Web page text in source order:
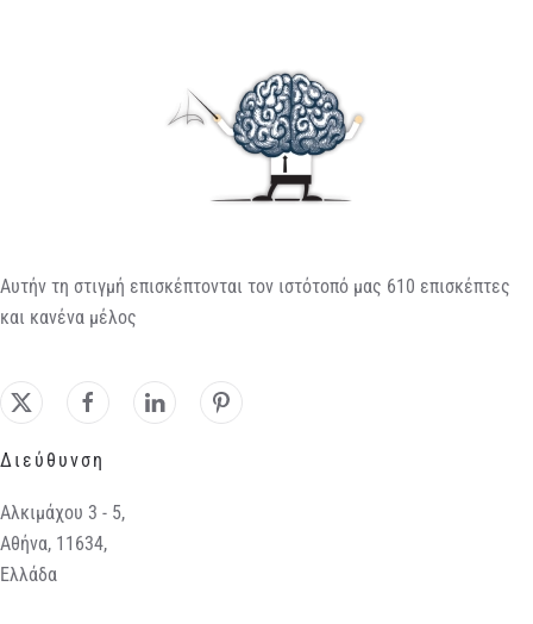
Αυτήν τη στιγμή επισκέπτονται τον ιστότοπό μας 610 επισκέπτες
και κανένα μέλος
Διεύθυνση
Αλκιμάχου 3 - 5,
Αθήνα, 11634,
Ελλάδα